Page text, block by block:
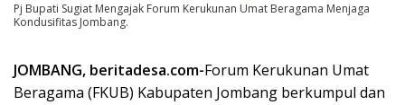
Pj Bupati Sugiat Mengajak Forum Kerukunan Umat Beragama Menjaga
Kondusifitas Jombang.
JOMBANG, beritadesa.com-Forum Kerukunan Umat
Beragama (FKUB) Kabupaten Jombang berkumpul dan